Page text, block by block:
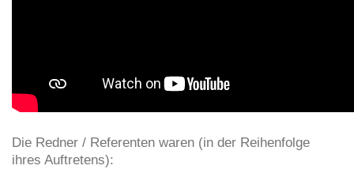
Die Redner / Referenten waren (in der Reihenfolge
ihres Auftretens):